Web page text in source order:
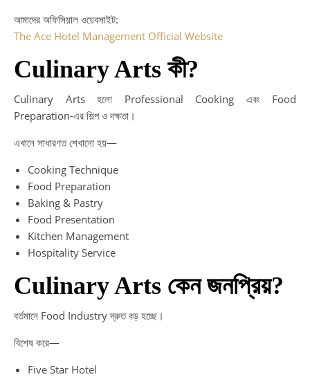
আমাদের অফিসিয়াল ওয়েবসাইট:
The Ace Hotel Management Official Website
Culinary Arts কী?
Culinary Arts হলো Professional Cooking এবং Food
Preparation-এর শিল্প ও দক্ষতা।
এখানে সাধারণত শেখানো হয়—
Cooking Technique
Food Preparation
Baking & Pastry
Food Presentation
Kitchen Management
Hospitality Service
Culinary Arts কেন জনপ্রিয়?
বর্তমানে Food Industry দ্রুত বড় হচ্ছে।
বিশেষ করে—
Five Star Hotel